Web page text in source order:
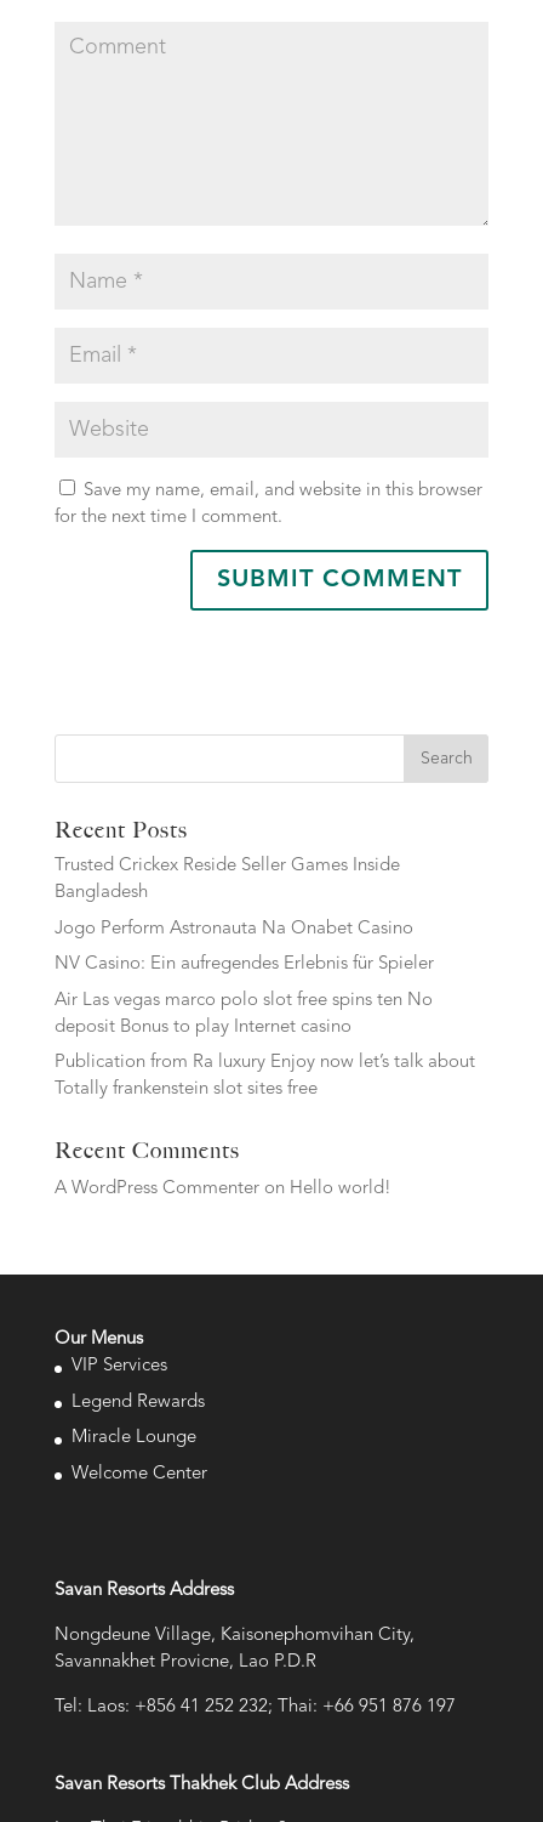
Save my name, email, and website in this browser
for the next time I comment.
Search
Recent Posts
Trusted Crickex Reside Seller Games Inside
Bangladesh
Jogo Perform Astronauta Na Onabet Casino
NV Casino: Ein aufregendes Erlebnis für Spieler
Air Las vegas marco polo slot free spins ten No
deposit Bonus to play Internet casino
Publication from Ra luxury Enjoy now let’s talk about
Totally frankenstein slot sites free
Recent Comments
A WordPress Commenteron Hello world!
Our Menus
VIP Services
Legend Rewards
Miracle Lounge
Welcome Center
Savan Resorts Address
Nongdeune Village, Kaisonephomvihan City,
Savannakhet Provicne, Lao P.D.R
Tel: Laos: +856 41 252 232; Thai: +66 951 876 197
Savan Resorts Thakhek Club Address